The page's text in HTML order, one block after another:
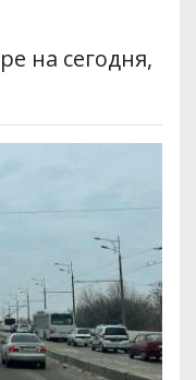
на сегодня,